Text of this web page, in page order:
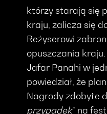
którzy starają się
kraju, zalicza się
Reżyserowi
opuszczania
Jafar Panahi w
powiedział, że
Nagrody zdobyte
przypadek” na